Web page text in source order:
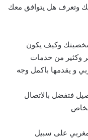
وتعرف هل يتوافق معك
وكيف يكون
وكثير من خدمات
و يقدمها باكمل وجه
فتفضل بالاتصال
على سبيل